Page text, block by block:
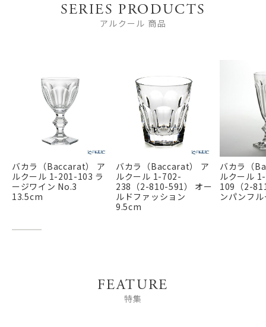
SERIES PRODUCTS
アルクール 商品
バカラ（Baccarat） ア
ルクール 1-201-103 ラ
ージワイン No.3
13.5cm
バカラ（Baccarat） ア
ルクール 1-702-
238（2-810-591） オー
ルドファッション
9.5cm
バカラ（
ルクール
109（2-
ンパンフ
FEATURE
特集